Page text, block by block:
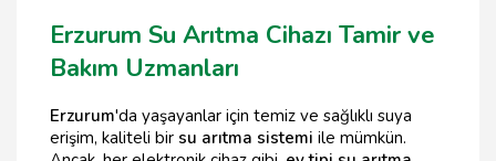
Erzurum Su Arıtma Cihazı Tamir ve
Bakım Uzmanları
Erzurum'da yaşayanlar için temiz ve sağlıklı suya
erişim, kaliteli bir su arıtma sistemi ile mümkün.